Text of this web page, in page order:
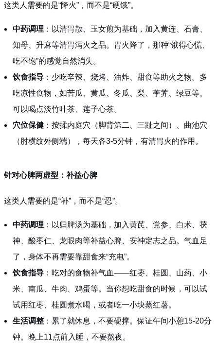
这类人需要的是“降火”，而不是“硬饿”。
中药调理 ：以清胃散、玉女煎为基础，加入黄连、石膏、
知母、升麻等清胃泻火之品。胃火降了，那种“饿得心慌、
吃不饱”的感觉自然消失。
饮食指导 ：少吃辛辣、烧烤、油炸、甜食等助火之物。多
吃凉性食物，如苦瓜、黄瓜、冬瓜、梨、荸荠、绿豆等。
可以喝点淡竹叶茶、莲子心茶。
穴位保健 ：按揉内庭穴（脚背第二、三趾之间）、曲池穴
（肘横纹外侧端），每天各3-5分钟，有清胃火的作用。
针对心脾两虚型：补益心脾
这类人需要的是“补”，而不是“忍”。
中药调理 ：以归脾汤为基础，加入黄芪、党参、白术、茯
神、酸枣仁、龙眼肉等补益心脾、安神定志之品。气血足
了，身体不再需要靠甜食来“充电”。
饮食指导 ：吃对的食物补气血——红枣、桂圆、山药、小
米、南瓜、牛肉、鸡蛋等。当你想吃甜食的时候，可以试
试用红枣、桂圆煮水喝，或者吃一小块蒸红薯。
生活调整 ：累了就休息，不要硬撑。保证午间小憩15-20分
钟。晚上11点前入睡，不要熬夜。